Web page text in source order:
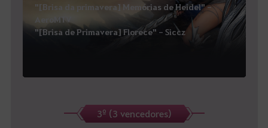
"[Brisa da primavera] Memórias de Heidel" -
AeroMTV
"[Brisa de Primavera] Florece" - Siccz
3º (3 vencedores)